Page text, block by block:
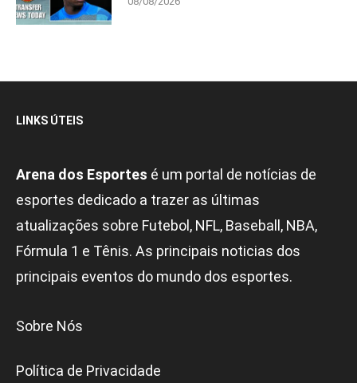
LINKS ÚTEIS
Arena dos Esportes é um portal de notícias de
esportes dedicado a trazer as últimas
atualizações sobre Futebol, NFL, Baseball, NBA,
Fórmula 1 e Tênis. As principais noticias dos
principais eventos do mundo dos esportes.
Sobre Nós
Política de Privacidade